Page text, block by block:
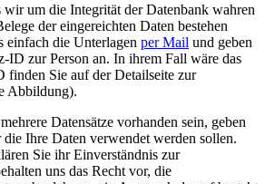
wir um die Integrität der Datenbank wahren
der eingereichten Daten bestehen
einfach die Unterlagen per Mail und geben
ID zur Person an. In ihrem Fall wäre das
finden Sie auf der Detailseite zur
Abbildung).
Datensätze vorhanden sein, geben
Ihre Daten verwendet werden sollen.
Sie ihr Einverständnis zur
uns das Recht vor, die